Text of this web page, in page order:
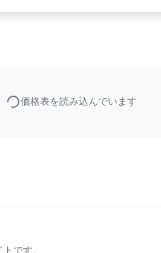
価格表を読み込んでいます
です。